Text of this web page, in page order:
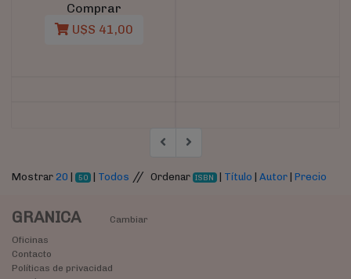
Comprar
U$S 41,00
Mostrar 20 50 | Todos // Ordenar ISBN Título |Autor |Precio
GRANICA
Cambiar
Oficinas
Contacto
Políticas de privacidad